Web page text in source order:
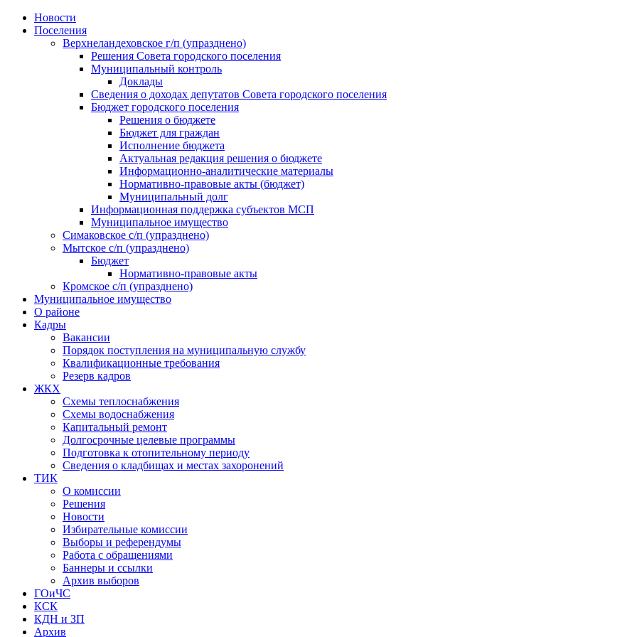
Skip
Новости
Поселения
Верхнеландеховское г/п (упразднено)
Решения Совета городского поселения
Муниципальный контроль
Доклады
Сведения о доходах депутатов Совета городского поселения
Бюджет городского поселения
Решения о бюджете
Бюджет для граждан
Исполнение бюджета
Актуальная редакция решения о бюджете
Информационно-аналитические материалы
Нормативно-правовые акты (бюджет)
Муниципальный долг
Информационная поддержка субъектов МСП
Муниципальное имущество
Симаковское с/п (упразднено)
Мытское с/п (упразднено)
Бюджет
Нормативно-правовые акты
Кромское с/п (упразднено)
Муниципальное имущество
О районе
Кадры
Вакансии
Порядок поступления на муниципальную службу
Квалификационные требования
Резерв кадров
ЖКХ
Схемы теплоснабжения
Схемы водоснабжения
Капитальный ремонт
Долгосрочные целевые программы
Подготовка к отопительному периоду
Сведения о кладбищах и местах захоронений
ТИК
О комиссии
Решения
Новости
Избирательные комиссии
Выборы и референдумы
Работа с обращениями
Баннеры и ссылки
Архив выборов
ГОиЧС
КСК
КДН и ЗП
Архив